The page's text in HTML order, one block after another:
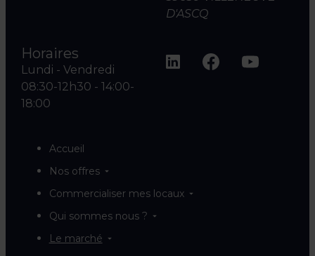
D'ASCQ
Horaires
Lundi - Vendredi
08:30-12h30 - 14:00-
18:00
Accueil
Nos offres
Commercialiser mes locaux
Qui sommes nous ?
Le marché